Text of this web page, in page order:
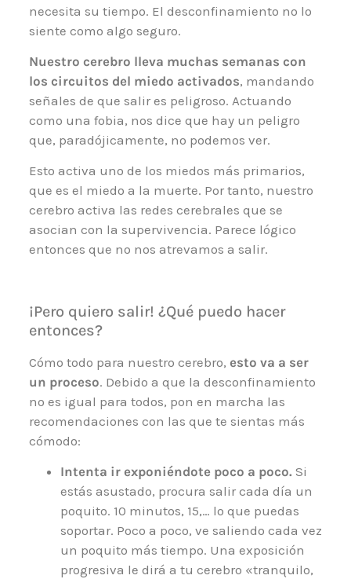
necesita su tiempo. El desconfinamiento no lo
siente como algo seguro.
Nuestro cerebro lleva muchas semanas con
los circuitos del miedo activados, mandando
señales de que salir es peligroso. Actuando
como una fobia, nos dice que hay un peligro
que, paradójicamente, no podemos ver.
Esto activa uno de los miedos más primarios,
que es el miedo a la muerte. Por tanto, nuestro
cerebro activa las redes cerebrales que se
asocian con la supervivencia. Parece lógico
entonces que no nos atrevamos a salir.
¡Pero quiero salir! ¿Qué puedo hacer
entonces?
Cómo todo para nuestro cerebro, esto va a ser
un proceso. Debido a que la desconfinamiento
no es igual para todos, pon en marcha las
recomendaciones con las que te sientas más
cómodo:
Intenta ir exponiéndote poco a poco. Si
estás asustado, procura salir cada día un
poquito. 10 minutos, 15,… lo que puedas
soportar. Poco a poco, ve saliendo cada vez
un poquito más tiempo. Una exposición
progresiva le dirá a tu cerebro «tranquilo,